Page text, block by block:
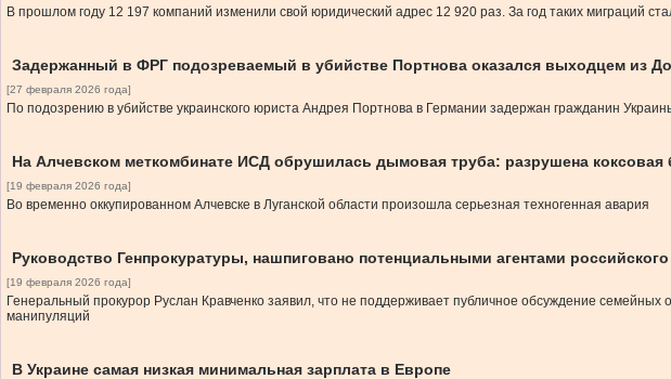
В прошлом году 12 197 компаний изменили свой юридический адрес 12 920 раз. За год таких
Задержанный в ФРГ подозреваемый в убийстве Портнова оказался выходцем из
[27 февраля 2026 года]
По подозрению в убийстве украинского юриста Андрея Портнова в Германии задержан гражданин
На Алчевском меткомбинате ИСД обрушилась дымовая труба: разрушена коксовая
[19 февраля 2026 года]
Во временно оккупированном Алчевске в Луганской области произошла серьезная техногенная авария
Руководство Генпрокуратуры, нашпиговано потенциальными агентами
[19 февраля 2026 года]
Генеральный прокурор Руслан Кравченко заявил, что не поддерживает публичное обсуждение семейных
манипуляций
В Украине самая низкая минимальная зарплата в Европе